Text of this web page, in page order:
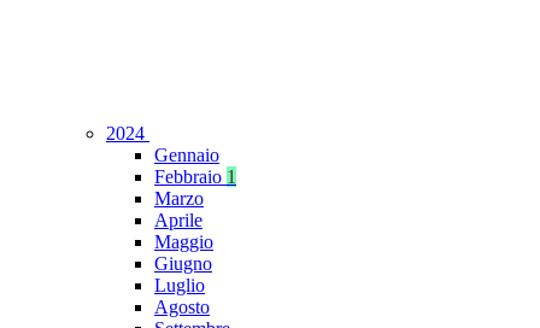
2024
Gennaio
Febbraio 1
Marzo
Aprile
Maggio
Giugno
Luglio
Agosto